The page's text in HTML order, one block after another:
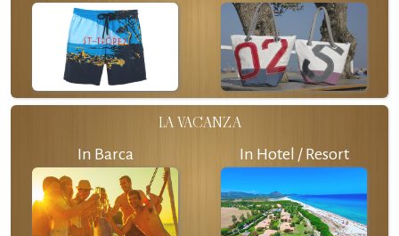
LA VACANZA
In Barca In Hotel / Resort